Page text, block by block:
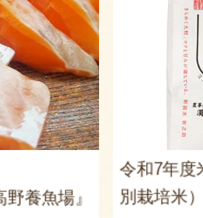
令和7年度米 新潟産 新之
別栽培米）